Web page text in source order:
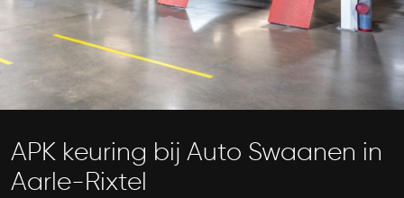
APK keuring bij Auto Swaanen in
Aarle-Rixtel